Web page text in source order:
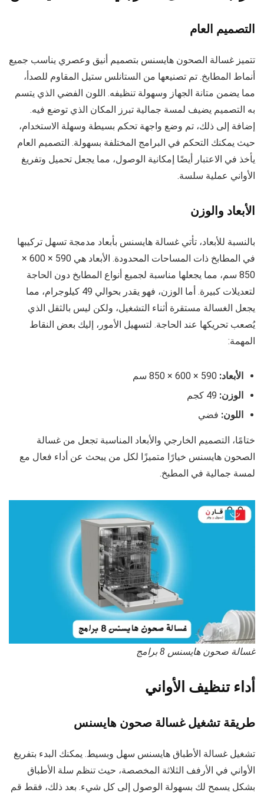
التصميم العام
تتميز غسالة الصحون هايسنس بتصميم أنيق وعصري يناسب جميع
أنماط المطابخ. تم تصنيعها من الستانلس ستيل المقاوم للصدأ،
مما يضمن متانة الجهاز وسهولة تنظيفه. اللون الفضي الذي يتسم
به التصميم يضيف لمسة جمالية تبرز المكان الذي توضع فيه.
إضافة إلى ذلك، تم وضع واجهة تحكم بسيطة وسهلة الاستخدام،
حيث يمكنك التحكم في البرامج المختلفة بسهولة. التصميم العام
يأخذ في الاعتبار أيضًا إمكانية الوصول، مما يجعل تحميل وتفريغ
الأواني عملية سلسة.
الأبعاد والوزن
بالنسبة للأبعاد، تأتي غسالة هايسنس بأبعاد مدمجة تسهل تركيبها
في المطابخ ذات المساحات المحدودة. الأبعاد هي 590 × 600 ×
850 سم، مما يجعلها مناسبة لجميع أنواع المطابخ دون الحاجة
لتعديلات كبيرة. أما الوزن، فهو يقدر بحوالي 49 كيلوجرام، مما
يجعل الغسالة مستقرة أثناء التشغيل، ولكن ليس بالثقل الذي
يُصعب تحريكها عند الحاجة. لتسهيل الأمور، إليك بعض النقاط
المهمة:
الأبعاد:
الوزن:
اللون: فضي
ختامًا، التصميم الخارجي والأبعاد المناسبة تجعل من غسالة
الصحون هايسنس خيارًا متميزًا لكل من يبحث عن أداء فعال مع
لمسة جمالية في المطبخ.
غسالة صحون هايسنس 8 برامج
أداء تنظيف الأواني
طريقة تشغيل غسالة صحون هايسنس
تشغيل غسالة الأطباق هايسنس سهل وبسيط. يمكنك البدء بتفريغ
الأواني في الأرفف الثلاثة المخصصة، حيث تنظم سلة الأطباق
بشكل يسمح لك بسهولة الوصول إلى كل شيء. بعد ذلك، فقط قم